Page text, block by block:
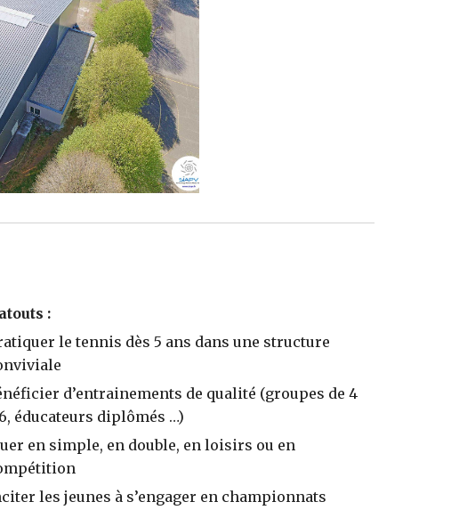
:
le tennis dès5 ans dans une structure
d’entrainements de qualité (groupes de 4
6, éducateurs diplômés …)
en simple, en double, en loisirs ou en
les jeunes à s’engager en championnats